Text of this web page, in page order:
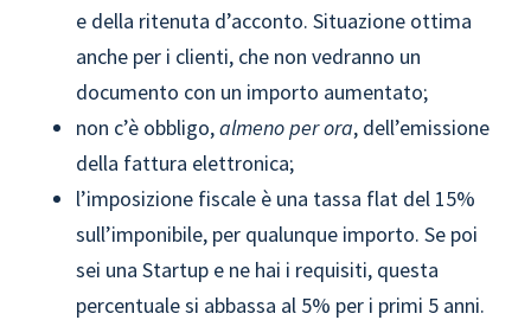
e della ritenuta d’acconto. Situazione ottima
anche per i clienti, che non vedranno un
documento con un importo aumentato;
non c’è obbligo,almeno per ora, dell’emissione
della fattura elettronica;
l’imposizione fiscale è una tassa flat del 15%
sull’imponibile, per qualunque importo. Se poi
sei una Startup e ne hai i requisiti, questa
percentuale si abbassa al 5% per i primi 5 anni.